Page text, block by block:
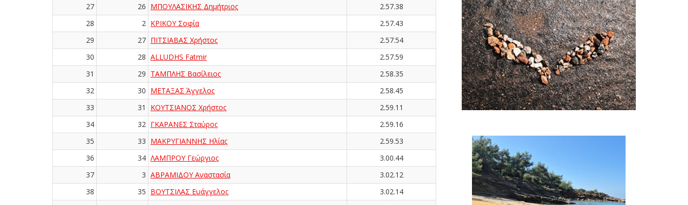
27
26 ΜΠΟΥΛΑΣΙΚΗΣ Δημήτριος
2.57.38
28
2 ΚΡΙΚΟΥ Σοφία
2.57.43
29
27 ΠΙΤΣΙΑΒΑΣ Χρήστος
2.57.54
30
28 ALLUDHS Fatmir
2.57.59
31
29 ΤΑΜΠΛΗΣ Βασίλειος
2.58.35
32
30 ΜΕΤΑΞΑΣ Άγγελος
2.58.45
33
31 ΚΟΥΤΣΙΑΝΟΣ Χρήστος
2.59.11
34
32 ΓΚΑΡΑΝΕΣ Σταύρος
2.59.16
35
33 ΜΑΚΡΥΓΙΑΝΝΗΣ Ηλίας
2.59.53
36
34 ΛΑΜΠΡΟΥ Γεώργιος
3.00.44
37
3 ΑΒΡΑΜΙΔΟΥ Αναστασία
3.02.12
38
35 ΒΟΥΤΣΙΛΑΣ Ευάγγελος
3.02.14